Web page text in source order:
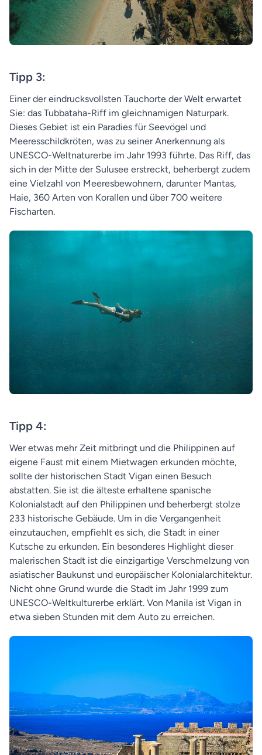
Tipp 3:
Einer der eindrucksvollsten Tauchorte der Welt erwartet
Sie: das Tubbataha-Riff im gleichnamigen Naturpark.
Dieses Gebiet ist ein Paradies für Seevögel und
Meeresschildkröten, was zu seiner Anerkennung als
UNESCO-Weltnaturerbe im Jahr 1993 führte. Das Riff, das
sich in der Mitte der Sulusee erstreckt, beherbergt zudem
eine Vielzahl von Meeresbewohnern, darunter Mantas,
Haie, 360 Arten von Korallen und über 700 weitere
Fischarten.
Tipp 4:
Wer etwas mehr Zeit mitbringt und die Philippinen auf
eigene Faust mit einem Mietwagen erkunden möchte,
sollte der historischen Stadt Vigan einen Besuch
abstatten. Sie ist die älteste erhaltene spanische
Kolonialstadt auf den Philippinen und beherbergt stolze
233 historische Gebäude. Um in die Vergangenheit
einzutauchen, empfiehlt es sich, die Stadt in einer
Kutsche zu erkunden. Ein besonderes Highlight dieser
malerischen Stadt ist die einzigartige Verschmelzung von
asiatischer Baukunst und europäischer Kolonialarchitektur.
Nicht ohne Grund wurde die Stadt im Jahr 1999 zum
UNESCO-Weltkulturerbe erklärt. Von Manila ist Vigan in
etwa sieben Stunden mit dem Auto zu erreichen.